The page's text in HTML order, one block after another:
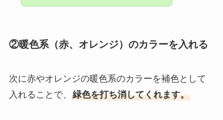
②暖色系（赤、オレンジ）のカラーを入れる
次に赤やオレンジの暖色系のカラーを補色として
入れることで、 緑色を打ち消してくれます。